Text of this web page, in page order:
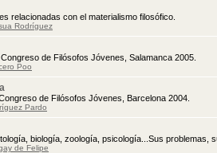
relacionadas con el materialismo filosófico.
Rodríguez
de Filósofos Jóvenes, Salamanca 2005.
Poo
de Filósofos Jóvenes, Barcelona 2004.
Pardo
biología, zoología, psicología...Sus problemas,
de Felipe